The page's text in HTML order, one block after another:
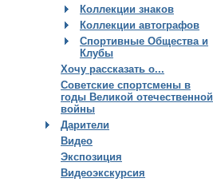
Коллекции знаков
Коллекции автографов
Спортивные Общества и
Клубы
Хочу рассказать о...
Советские спортсмены в
годы Великой отечественной
войны
Дарители
Видео
Экспозиция
Видеоэкскурсия